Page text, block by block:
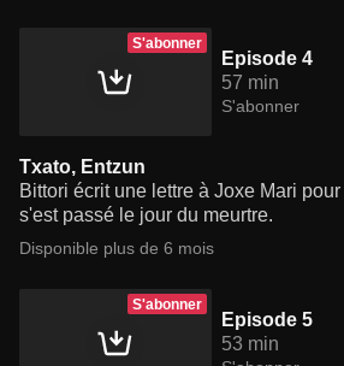
S'abonner
Episode 4
57 min
S'abonner
Txato, Entzun
Bittori écrit une lettre à Joxe Mari
s'est passé le jour du meurtre.
Disponible plus de 6 mois
S'abonner
Episode 5
53 min